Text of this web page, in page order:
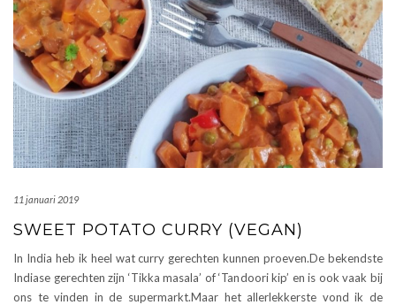
11 januari 2019
SWEET POTATO CURRY (VEGAN)
In India heb ik heel wat curry gerechten kunnen proeven.De bekendste
Indiase gerechten zijn ‘Tikka masala’ of ‘Tandoori kip’ en is ook vaak bij
ons te vinden in de supermarkt.Maar het allerlekkerste vond ik de